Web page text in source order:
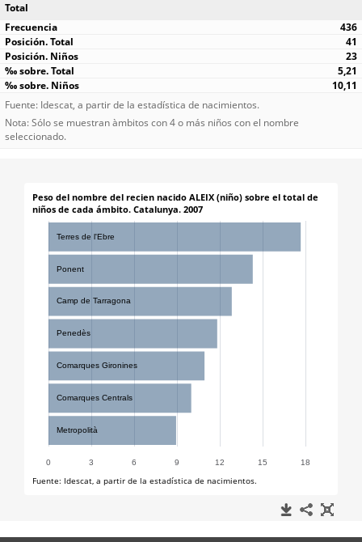
Total
436
41
23
5,21
10,11
Fuente: Idescat, a partir de la estadística de nacimientos.
Nota: Sólo se muestran àmbitos con 4 o más niños con el nombre
seleccionado.